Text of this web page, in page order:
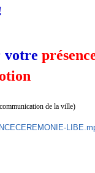
votre
de la ville)